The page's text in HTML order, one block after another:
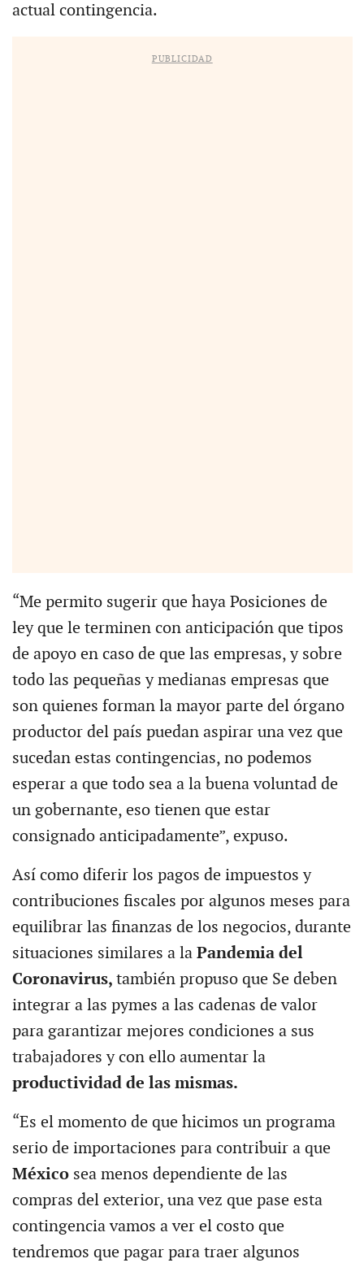
actual contingencia.
PUBLICIDAD
“Me permito sugerir que haya Posiciones de
ley que le terminen con anticipación que tipos
de apoyo en caso de que las empresas, y sobre
todo las pequeñas y medianas empresas que
son quienes forman la mayor parte del órgano
productor del país puedan aspirar una vez que
sucedan estas contingencias, no podemos
esperar a que todo sea a la buena voluntad de
un gobernante, eso tienen que estar
consignado anticipadamente”, expuso.
Así como diferir los pagos de impuestos y
contribuciones fiscales por algunos meses para
equilibrar las finanzas de los negocios, durante
situaciones similares a laPandemia del
Coronavirus, también propuso que Se deben
integrar a las pymes a las cadenas de valor
para garantizar mejores condiciones a sus
trabajadores y con ello aumentar la
productividad de las mismas.
“Es el momento de que hicimos un programa
serio de importaciones para contribuir a que
México sea menos dependiente de las
compras del exterior, una vez que pase esta
contingencia vamos a ver el costo que
tendremos que pagar para traer algunos